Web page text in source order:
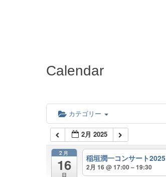
Calendar
カテゴリー
2月 2025
2月
16
日
稲垣潤一コンサート2025
2月 16 @ 17:00 – 19:30